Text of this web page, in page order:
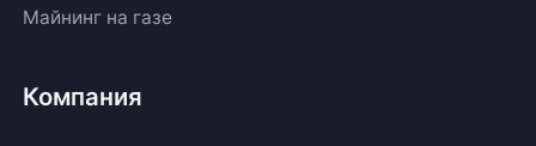
Майнинг на газе
Компания